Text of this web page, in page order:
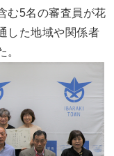
む5名の審査員が花
した地域や関係者
。